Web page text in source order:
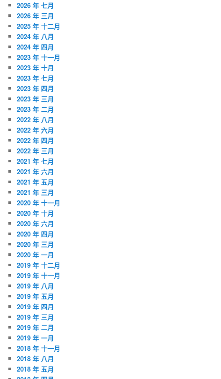
2026 年 七月
2026 年 三月
2025 年 十二月
2024 年 八月
2024 年 四月
2023 年 十一月
2023 年 十月
2023 年 七月
2023 年 四月
2023 年 三月
2023 年 二月
2022 年 八月
2022 年 六月
2022 年 四月
2022 年 三月
2021 年 七月
2021 年 六月
2021 年 五月
2021 年 三月
2020 年 十一月
2020 年 十月
2020 年 六月
2020 年 四月
2020 年 三月
2020 年 一月
2019 年 十二月
2019 年 十一月
2019 年 八月
2019 年 五月
2019 年 四月
2019 年 三月
2019 年 二月
2019 年 一月
2018 年 十一月
2018 年 八月
2018 年 五月